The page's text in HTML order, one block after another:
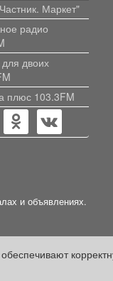
Маркет"
радио
двоих
плюс 103.3FM
и объявлениях.